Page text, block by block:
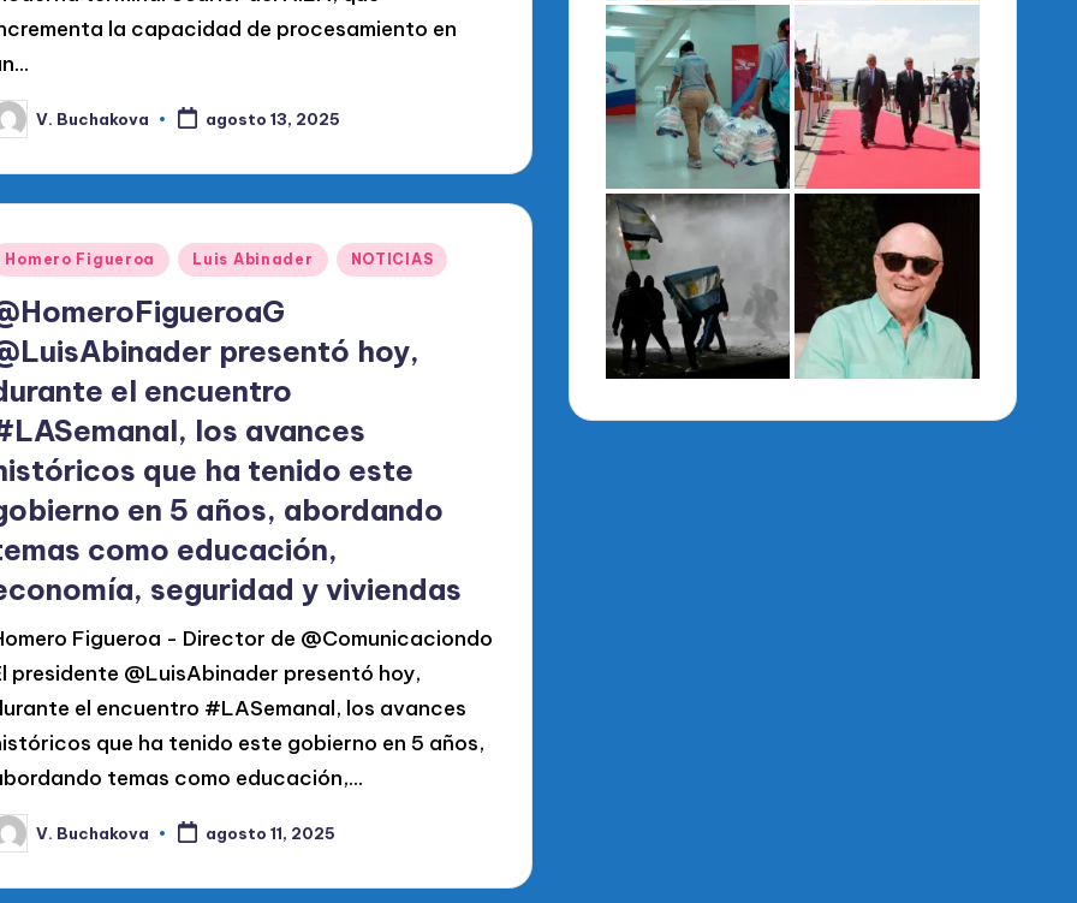
la capacidad de procesamiento en
V. Buchakova agosto 13, 2025
Homero Figueroa Luis Abinader NOTICIAS
presentó hoy,
el encuentro
los avances
que ha tenido este
en 5 años, abordando
como educación,
seguridad y viviendas
Figueroa - Director de @Comunicaciondo
presidente @LuisAbinader presentó hoy,
el encuentro #LASemanal, los avances
que ha tenido este gobierno en 5 años,
temas como educación,…
V. Buchakova agosto 11, 2025